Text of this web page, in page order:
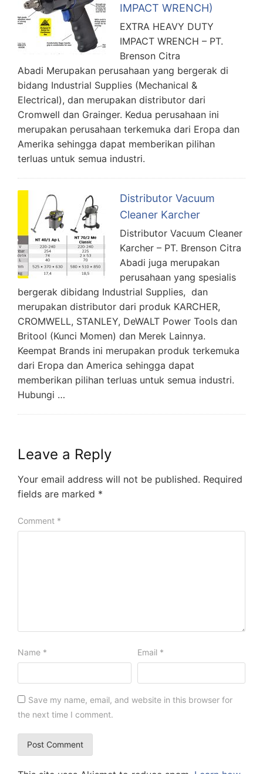
IMPACT WRENCH)
EXTRA HEAVY DUTY
IMPACT WRENCH – PT.
Brenson Citra
Abadi Merupakan perusahaan yang bergerak di
bidang Industrial Supplies (Mechanical &
Electrical), dan merupakan distributor dari
Cromwell dan Grainger. Kedua perusahaan ini
merupakan perusahaan terkemuka dari Eropa dan
Amerika sehingga dapat memberikan pilihan
terluas untuk semua industri.
Distributor Vacuum
Cleaner Karcher
Distributor Vacuum Cleaner
Karcher – PT. Brenson Citra
Abadi juga merupakan
perusahaan yang spesialis
bergerak dibidang Industrial Supplies, dan
merupakan distributor dari produk KARCHER,
CROMWELL, STANLEY, DeWALT Power Tools dan
Britool (Kunci Momen) dan Merek Lainnya.
Keempat Brands ini merupakan produk terkemuka
dari Eropa dan America sehingga dapat
memberikan pilihan terluas untuk semua industri.
Hubungi …
Leave a Reply
Your email address will not be published. Required
fields are marked *
Comment *
Name * Email *
Save my name, email, and website in this browser for
the next time I comment.